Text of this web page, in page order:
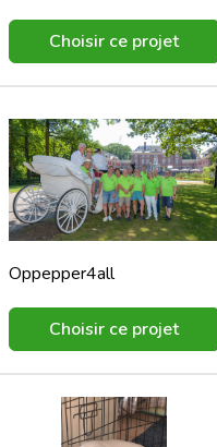
Choisir ce projet
Oppepper4all
Choisir ce projet